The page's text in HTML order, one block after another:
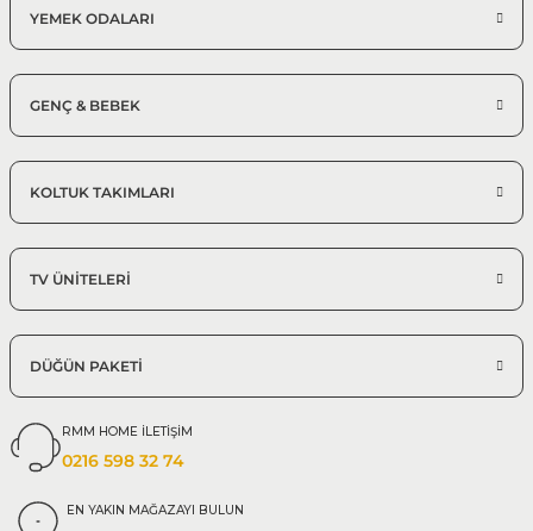
YEMEK ODALARI
GENÇ & BEBEK
KOLTUK TAKIMLARI
TV ÜNİTELERİ
DÜĞÜN PAKETİ
RMM HOME İLETİŞİM
0216 598 32 74
EN YAKIN MAĞAZAYI BULUN